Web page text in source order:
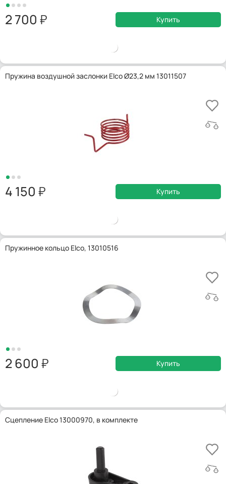
2 700 Купить
Пружина воздушной заслонки Elco Ø23,2 мм 13011507
4 150 Купить
Пружинное кольцо Elco, 13010516
2 600 Купить
Сцепление Elco 13000970, в комплекте